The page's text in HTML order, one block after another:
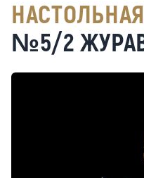
№5/2